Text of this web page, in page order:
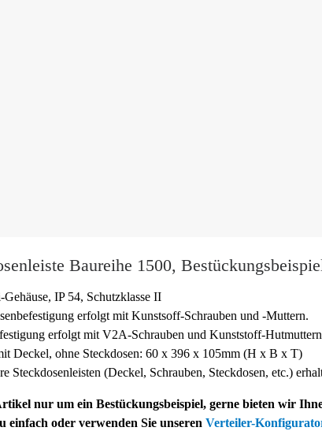
Baureihe 1500,
Gehäuse, IP 54, Schutzklasse II
erfolgt mit Kunstsoff-Schrauben und -Muttern.
erfolgt mit V2A-Schrauben und Kunststoff-
Deckel, ohne Steckdosen: 60 x 396 x 105mm (H x B x T)
Steckdosenleisten (Deckel, Schrauben, Steckdosen, etc.)
nur um ein Bestückungsbeispiel, gerne bieten wir
einfach oder verwenden Sie unseren Verteiler-